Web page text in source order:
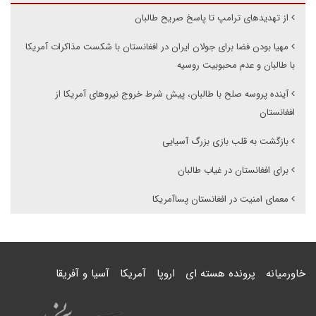
از تهدیدهای ترامپ تا پاسخ صریح طالبان
مهیا بودن فضا برای جولان ایران در افغانستان با شکست مذاکرات آمریکا
با طالبان و عدم محبوبیت روسیه
آینده پروسه صلح با طالبان، پیش شرط خروج نیروهای آمریکا از
افغانستان
بازگشت به قلب بازی بزرگ آسیایی
برای افغانستان در غیاب طالبان
معمای امنیت در افغانستان پساآمریکا
خاورمیانه پرونده هسته ای اروپا آمریکا آسیا و آفریقا